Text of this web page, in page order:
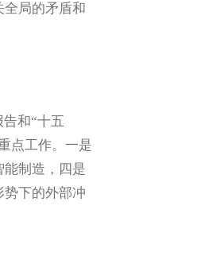
局的矛盾和
和“十五
点工作。一是
制造，四是
下的外部冲